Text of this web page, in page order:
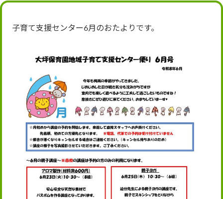
子育て支援センター6月のおたよりです。